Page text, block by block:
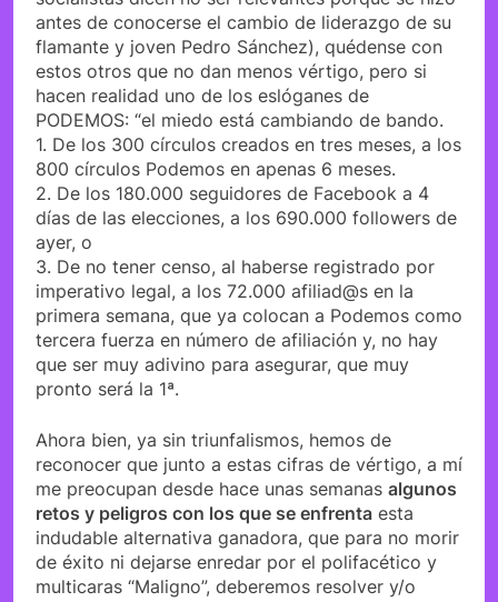
antes de conocerse el cambio de liderazgo de su
flamante y joven Pedro Sánchez), quédense con
estos otros que no dan menos vértigo, pero si
hacen realidad uno de los eslóganes de
PODEMOS: “el miedo está cambiando de bando.
1. De los 300 círculos creados en tres meses, a los
800 círculos Podemos en apenas 6 meses.
2. De los 180.000 seguidores de Facebook a 4
días de las elecciones, a los 690.000 followers de
ayer, o
3. De no tener censo, al haberse registrado por
imperativo legal, a los 72.000 afiliad@s en la
primera semana, que ya colocan a Podemos como
tercera fuerza en número de afiliación y, no hay
que ser muy adivino para asegurar, que muy
pronto será la 1ª.
Ahora bien, ya sin triunfalismos, hemos de
reconocer que junto a estas cifras de vértigo, a mí
me preocupan desde hace unas semanas algunos
retos y peligros con los que se enfrenta esta
indudable alternativa ganadora, que para no morir
de éxito ni dejarse enredar por el polifacético y
multicaras “Maligno”, deberemos resolver y/o